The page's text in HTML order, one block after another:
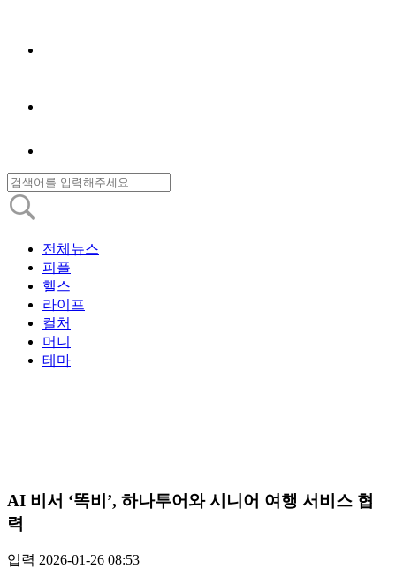
전체뉴스
피플
헬스
라이프
컬처
머니
테마
AI 비서 ‘똑비’, 하나투어와 시니어 여행 서비스 협
력
입력 2026-01-26 08:53